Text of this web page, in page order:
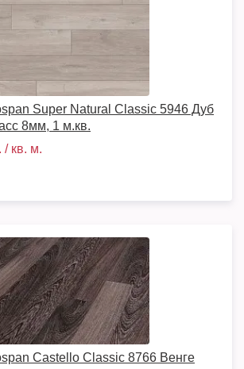
Super Natural Classic 5946 Дуб
8мм, 1 м.кв.
/ кв. м.
Castello Classic 8766 Венге